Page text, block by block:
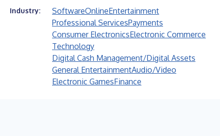
Industry: SoftwareOnlineEntertainment
Professional ServicesPayments
Consumer ElectronicsElectronic Commerce
Technology
Digital Cash Management/Digital Assets
General EntertainmentAudio/Video
Electronic GamesFinance